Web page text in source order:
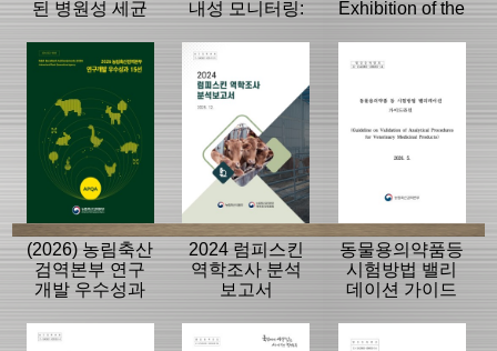
된 병원성 세균
모니터링 결과
내성 모니터링:
Exhibition of the
APQA
(2026) 농림축산
검역본부 연구
개발 우수성과
2024 럼피스킨
역학조사 분석
보고서
동물용의약품등
시험방법 밸리
데이션 가이드